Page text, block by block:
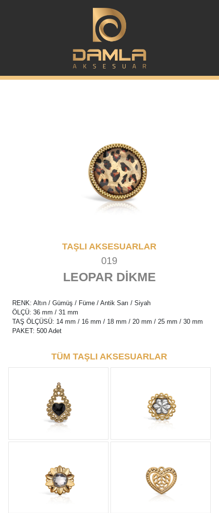
TAŞLI AKSESUARLAR
019
LEOPAR DİKME
RENK: Altın / Gümüş / Füme / Antik Sarı / Siyah
ÖLÇÜ: 36 mm / 31 mm
TAŞ ÖLÇÜSÜ: 14 mm / 16 mm / 18 mm / 20 mm / 25 mm / 30 mm
PAKET: 500 Adet
TÜM TAŞLI AKSESUARLAR